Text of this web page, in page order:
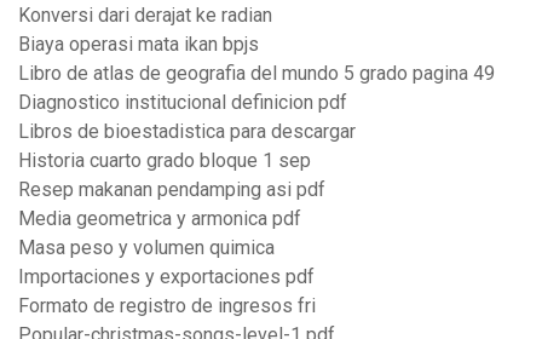
Konversi dari derajat ke radian
Biaya operasi mata ikan bpjs
Libro de atlas de geografia del mundo 5 grado pagina 49
Diagnostico institucional definicion pdf
Libros de bioestadistica para descargar
Historia cuarto grado bloque 1 sep
Resep makanan pendamping asi pdf
Media geometrica y armonica pdf
Masa peso y volumen quimica
Importaciones y exportaciones pdf
Formato de registro de ingresos fri